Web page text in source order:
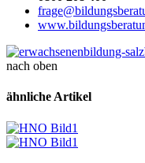
nach oben
ähnliche Artikel